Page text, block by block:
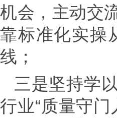
机会，主动交
靠标准化实操
线；
三是坚持学
行业“质量守